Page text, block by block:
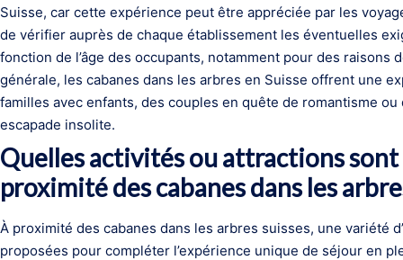
Suisse, car cette expérience peut être appréciée par les
de vérifier auprès de chaque établissement les éventuelles
fonction de l’âge des occupants, notamment pour des raisons
générale, les cabanes dans les arbres en Suisse offrent une
familles avec enfants, des couples en quête de romantisme
escapade insolite.
Quelles activités ou attractions
proximité des cabanes dans les
À proximité des cabanes dans les arbres suisses, une variété
proposées pour compléter l’expérience unique de séjour en